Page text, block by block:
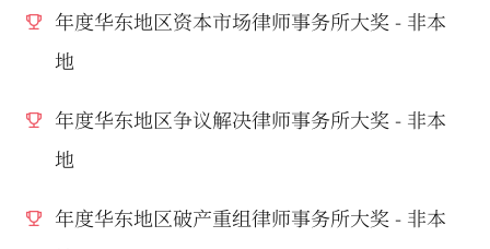
年度华东地区资本市场律师事务所大奖 - 非本
地
年度华东地区争议解决律师事务所大奖 - 非本
地
年度华东地区破产重组律师事务所大奖 - 非本